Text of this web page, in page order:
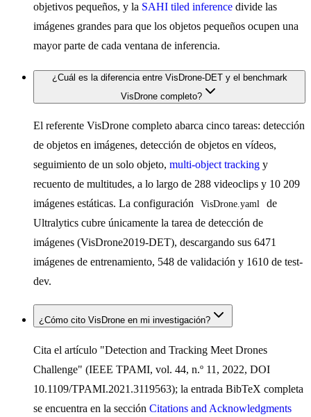
objetivos pequeños, y la SAHI tiled inference divide las
imágenes grandes para que los objetos pequeños ocupen una
mayor parte de cada ventana de inferencia.
¿Cuál es la diferencia entre VisDrone-DET y el benchmark
VisDrone completo?
El referente VisDrone completo abarca cinco tareas: detección
de objetos en imágenes, detección de objetos en vídeos,
seguimiento de un solo objeto, multi-object tracking y
recuento de multitudes, a lo largo de 288 videoclips y 10 209
imágenes estáticas. La configuración
VisDrone.yaml
de
Ultralytics cubre únicamente la tarea de detección de
imágenes (VisDrone2019-DET), descargando sus 6471
imágenes de entrenamiento, 548 de validación y 1610 de test-
dev.
¿Cómo cito VisDrone en mi investigación?
Cita el artículo "Detection and Tracking Meet Drones
Challenge" (IEEE TPAMI, vol. 44, n.º 11, 2022, DOI
10.1109/TPAMI.2021.3119563); la entrada BibTeX completa
se encuentra en la sección Citations and Acknowledgments